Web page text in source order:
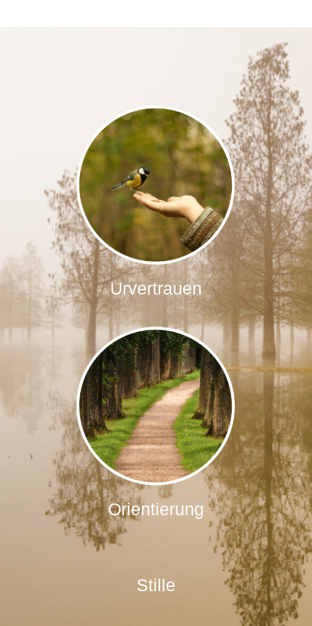
Urvertrauen
Orientierung
Stille